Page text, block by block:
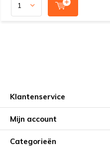
Klantenservice
Mijn account
Categorieën